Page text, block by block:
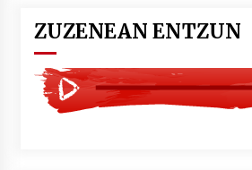
ZUZENEAN ENTZUN